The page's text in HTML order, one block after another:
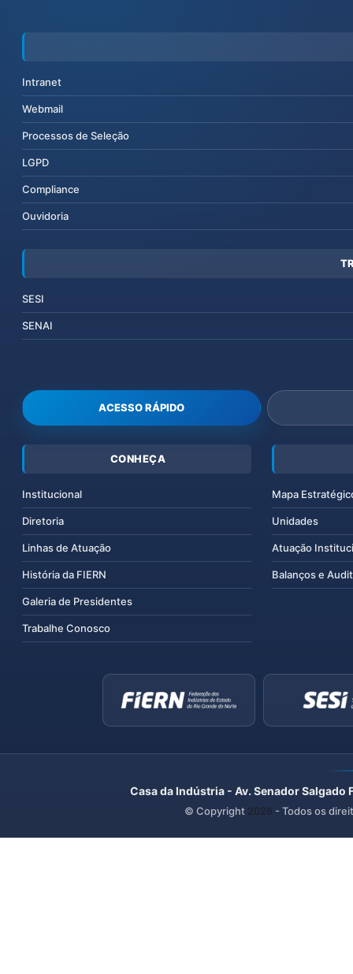
Intranet
Webmail
Processos de Seleção
LGPD
Compliance
Ouvidoria
SESI
SENAI
ACESSO RÁPIDO
CONHEÇA
Institucional
Diretoria
Linhas de Atuação
História da FIERN
Galeria de Presidentes
Trabalhe Conosco
Mapa
Unidades
Atuação
Balanços e
Casa da Indústria - Av. Senador
© Copyright 2026 - Todos os